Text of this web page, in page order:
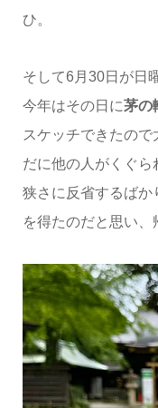
ひ。
そして6月30日が日
今年はその日に茅の
スケッチできたの
だに他の人がくぐ
狭さに反省するばか
を得たのだと思い、